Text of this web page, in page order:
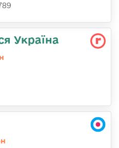
Україна